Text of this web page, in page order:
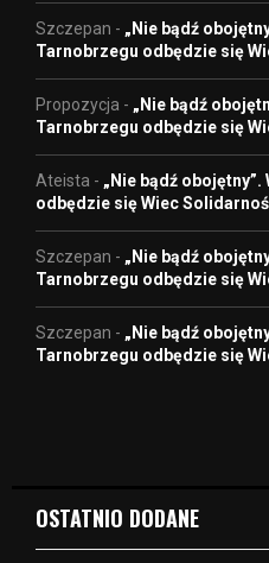
Szczepan - „Nie bądź
Tarnobrzegu odbędzie się
Propozycja - „Nie bądź
Tarnobrzegu odbędzie się
Ateista - „Nie bądź
odbędzie się Wiec
Szczepan - „Nie bądź
Tarnobrzegu odbędzie się
Szczepan - „Nie bądź
Tarnobrzegu odbędzie się
OSTATNIO DODANE